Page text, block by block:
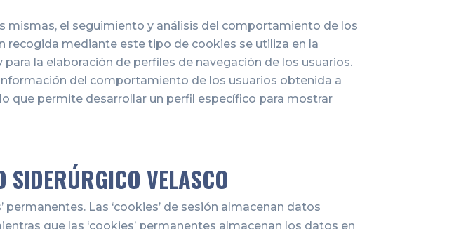
mismas, el seguimiento y análisis del comportamiento de los
recogida mediante este tipo de cookies se utiliza en la
la elaboración de perfiles de navegación de los usuarios.
del comportamiento de los usuarios obtenida a
que permite desarrollar un perfil específico para mostrar
VELASCO
Las ‘cookies’ de sesión almacenan datos
que las ‘cookies’ permanentes almacenan los datos en